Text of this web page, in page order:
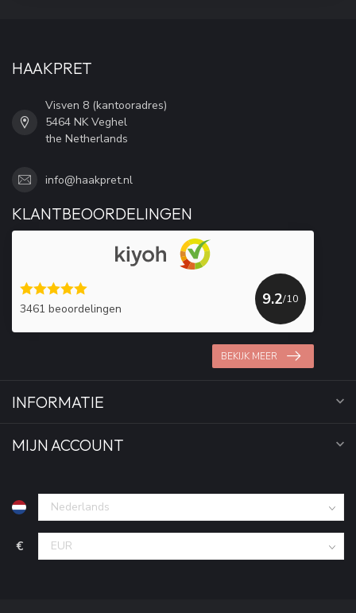
HAAKPRET
Visven 8 (kantooradres)
5464 NK Veghel
the Netherlands
info@haakpret.nl
KLANTBEOORDELINGEN
3461 beoordelingen
9.2/10
BEKIJK MEER
INFORMATIE
MIJN ACCOUNT
€